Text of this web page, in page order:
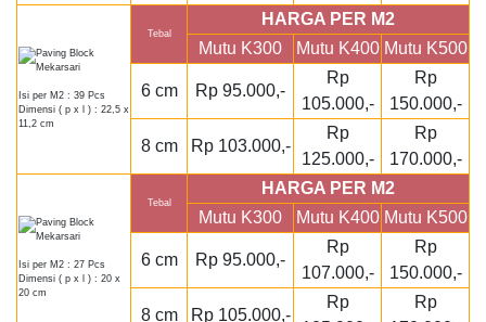
Isi per M2 : 39 Pcs
Dimensi ( p x l ) : 22,5 x
11,2 cm
Tebal
HARGA PER M2
Mutu K300
Mutu K400 Mutu K500
6 cm Rp 95.000,-
Rp
105.000,-
Rp
150.000,-
8 cm Rp 103.000,-
Rp
125.000,-
Rp
170.000,-
Isi per M2 : 27 Pcs
Dimensi ( p x l ) : 20 x
20 cm
Tebal
HARGA PER M2
Mutu K300
Mutu K400 Mutu K500
6 cm Rp 95.000,-
Rp
107.000,-
Rp
150.000,-
8 cm Rp 105.000,-
Rp
Rp